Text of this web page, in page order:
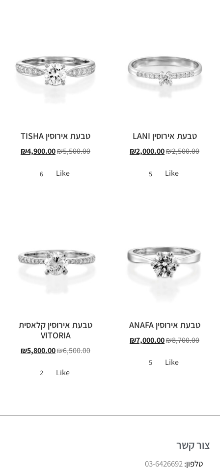
טבעת אירוסין LANI
₪2,500.00
₪2,000.00
Like
5
טבעת אירוסין TISHA
₪5,500.00
₪4,900.00
Like
6
טבעת אירוסין ANAFA
₪8,700.00
₪7,000.00
Like
5
טבעת אירוסין קלאסית
VITORIA
₪6,500.00
₪5,800.00
Like
2
צור קשר
טלפון:03-6426692